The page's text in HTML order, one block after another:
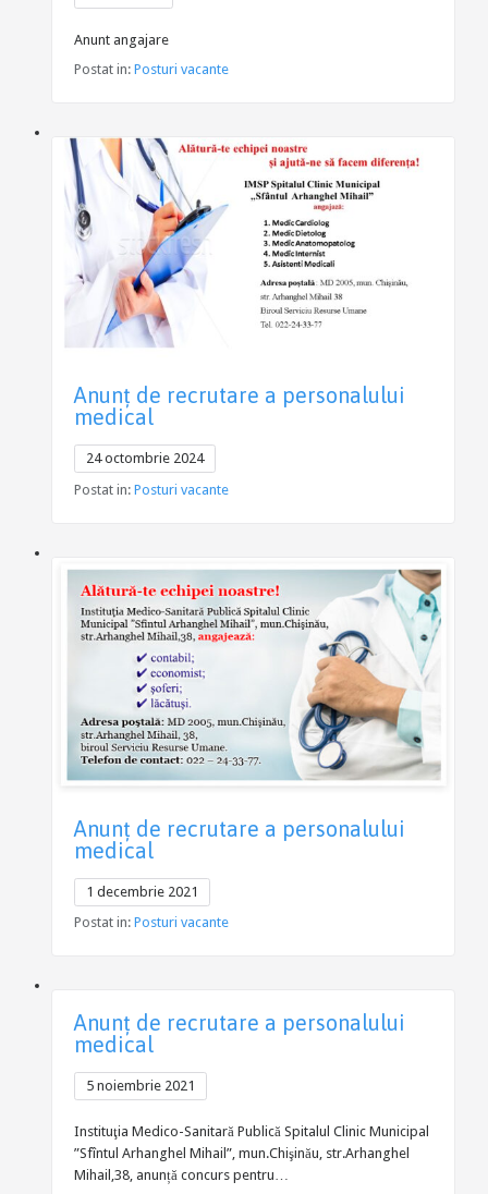
Anunt angajare
Postat in: Posturi vacante
Anunţ de recrutare a personalului
medical
24 octombrie 2024
Postat in: Posturi vacante
Anunţ de recrutare a personalului
medical
1 decembrie 2021
Postat in: Posturi vacante
Anunţ de recrutare a personalului
medical
5 noiembrie 2021
Instituţia Medico-Sanitară Publică Spitalul Clinic Municipal
”Sfîntul Arhanghel Mihail”, mun.Chişinău, str.Arhanghel
Mihail,38, anunță concurs pentru…